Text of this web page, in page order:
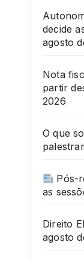
decide
agosto
Nota
partir
2026
O que
Pós-
as
Direito
agosto